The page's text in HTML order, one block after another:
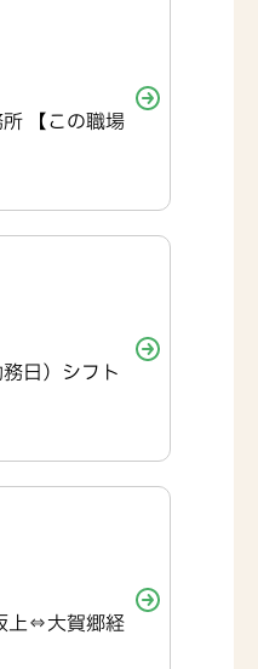
【この職場
日）シフト
上⇔大賀郷経